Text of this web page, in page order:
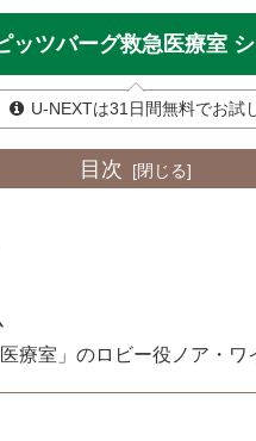
ッツバーグ救急医療室
U-NEXTは31日間無料でお試
目次
療室」のロビー役ノア・